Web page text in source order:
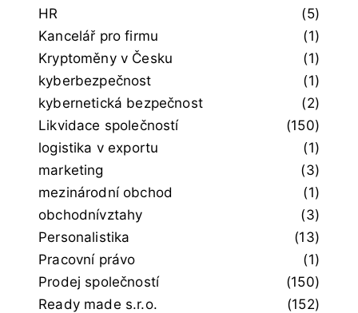
HR
(5)
Kancelář pro firmu
(1)
Kryptoměny v Česku
(1)
kyberbezpečnost
(1)
kybernetická bezpečnost
(2)
Likvidace společností
(150)
logistika v exportu
(1)
marketing
(3)
mezinárodní obchod
(1)
obchodnívztahy
(3)
Personalistika
(13)
Pracovní právo
(1)
Prodej společností
(150)
Ready made s.r.o.
(152)